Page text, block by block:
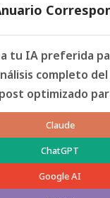
tu IA preferida
completo
optimizado
Claude
ChatGPT
Google AI